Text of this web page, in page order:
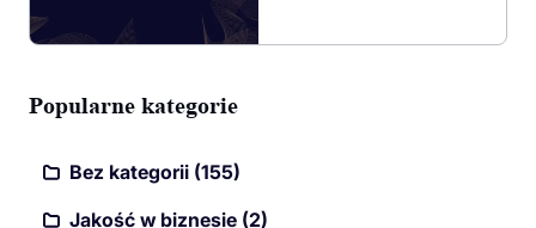
Popularne kategorie
Bez kategorii (155)
Jakość w biznesie (2)